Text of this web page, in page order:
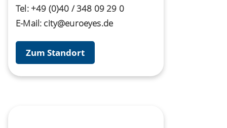
Tel: +49 (0)40 / 348 09 29 0
E-Mail: city@euroeyes.de
Zum Standort